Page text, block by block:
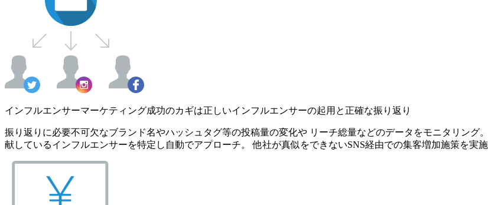
インフルエンサーマーケティング成功のカギは正しいインフルエンサーの起用と正確な振り返り
振り返りに必要不可欠なブランド名やハッシュタグ等の投稿量の変化や リーチ総量などのデータをモニタリング
献しているインフルエンサーを特定し自動でアプローチ。 他社が真似をできないSNS経由での集客増加施策を実施